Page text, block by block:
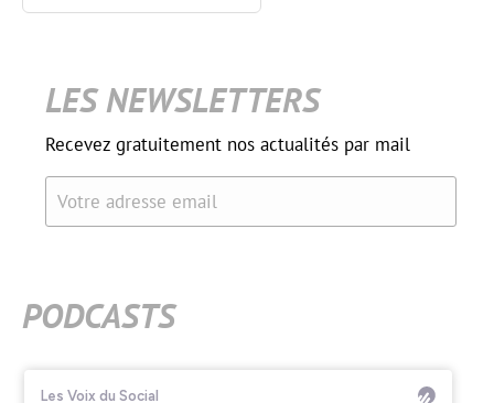
LES NEWSLETTERS
Recevez gratuitement nos actualités par mail
Votre adresse email
PODCASTS